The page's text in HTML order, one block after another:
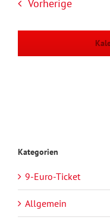
Vorherige
Kategorien
9-Euro-Ticket
Allgemein